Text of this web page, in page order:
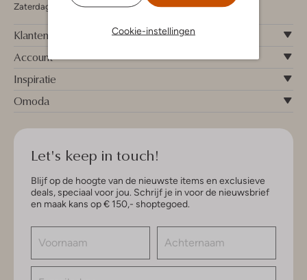
Cookie-instellingen
Zaterdag 09:00 - 17:00 uur
Klantenservice
Account
Inspiratie
Omoda
Let's keep in touch!
Blijf op de hoogte van de nieuwste items en exclusieve
deals, speciaal voor jou. Schrijf je in voor de nieuwsbrief
en maak kans op € 150,- shoptegoed.